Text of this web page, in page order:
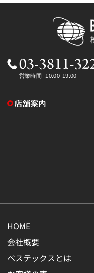
HOME
会社概要
ベステックスとは